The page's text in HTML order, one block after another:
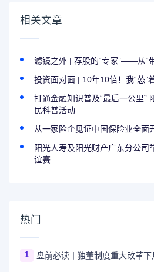
相关文章
滤镜之外 | 荐股的“专家”——从“
投资面对面 | 10年10倍！我“怂”
打通金融知识普及“最后一公里”
民科普活动
从一家险企见证中国保险业全面
阳光人寿及阳光财产广东分公司
谊赛
热门
1